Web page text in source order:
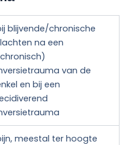
blijvende/chronische
na een
van de
en bij een
meestal ter hoogte